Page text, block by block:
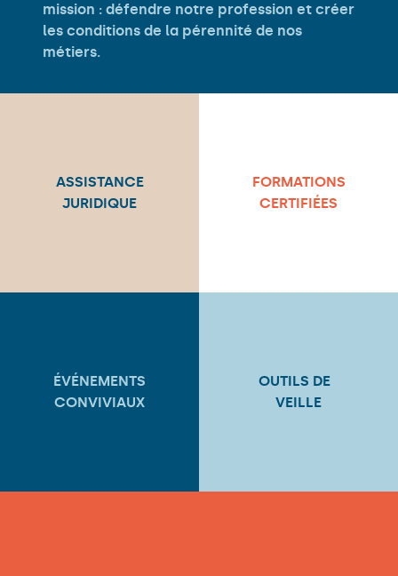
mission : défendre notre profession et créer
les conditions de la pérennité de nos
métiers.
ASSISTANCE
JURIDIQUE
FORMATIONS
CERTIFIÉES
ÉVÉNEMENTS
CONVIVIAUX
OUTILS DE
VEILLE